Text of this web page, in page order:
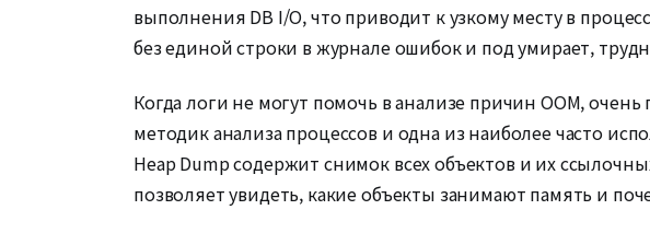
выполнения DB I/O, что приводит к узкому месту в
без единой строки в журнале ошибок и под умирает,
Когда логи не могут помочь в анализе причин OOM,
методик анализа процессов и одна из наиболее часто
Heap Dump содержит снимок всех объектов и их
позволяет увидеть, какие объекты занимают память и